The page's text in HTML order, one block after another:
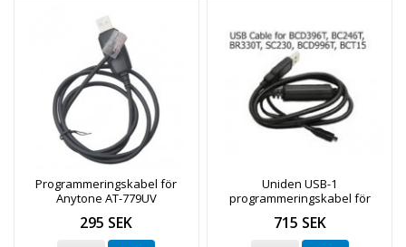
Programmeringskabel för
Anytone AT-779UV
295 SEK
Uniden USB-1
programmeringskabel för
715 SEK